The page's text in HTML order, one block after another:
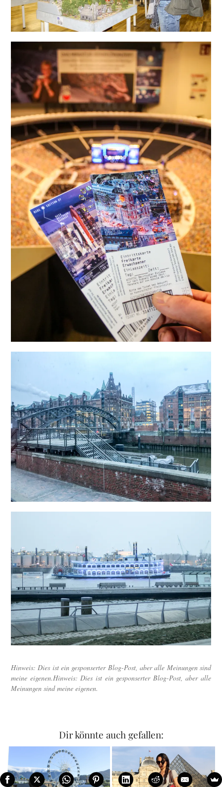
Hinweis: Dies ist ein gesponserter Blog-Post, aber alle Meinungen sind
meine eigenen.Hinweis: Dies ist ein gesponserter Blog-Post, aber alle
Meinungen sind meine eigenen.
Dir könnte auch gefallen: